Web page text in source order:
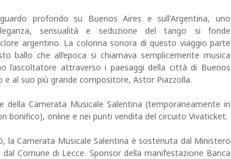
profondo su Buenos Aires e sull'Argentina, uno
sensualità e seduzione del tango si fonde
argentino. La colonna sonora di questo viaggio parte
ballo che all’epoca si chiamava semplicemente musica
l’ascoltatore attraverso i paesaggi della città di Buenos
e al suo più grande compositore, Astor Piazzolla.
della Camerata Musicale Salentina (temporaneamente in
bonifico), online e nei punti vendita del circuito Vivaticket.
la Camerata Musicale Salentina è sostenuta dal Ministero
Comune di Lecce. Sponsor della manifestazione Banca